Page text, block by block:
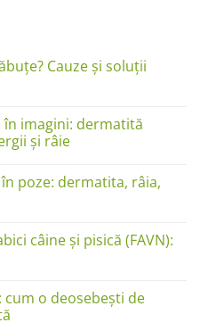
Cauze și soluții
în imagini: dermatită
și râie
poze: dermatita, râia,
câine și pisică (FAVN):
cum o deosebești de